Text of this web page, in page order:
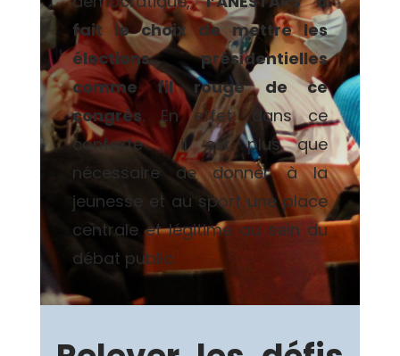
fait le choix de mettre les
élections présidentielles
comme fil rouge de ce
congrès. En effet, dans ce
contexte , il est plus que
nécessaire de donner à la
jeunesse et au sport une place
centrale et légitime au sein du
débat public.